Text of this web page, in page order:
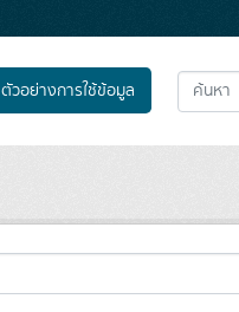
ตัวอย่างการใช้ข้อมูล